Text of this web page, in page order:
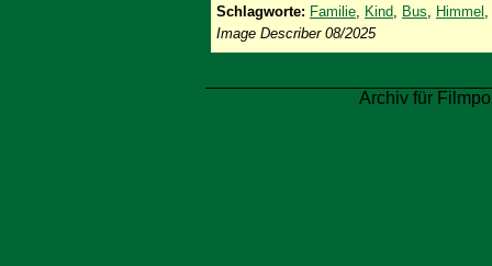
Schlagworte: Familie, Kind, Bus, Himmel ,
Image Describer 08/2025
Archiv für